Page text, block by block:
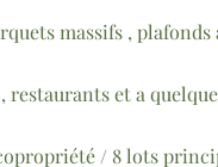
massifs ,
et a
/ 8 lots